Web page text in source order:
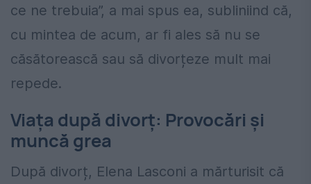
ce ne trebuia”, a mai spus ea, subliniind că,
cu mintea de acum, ar fi ales să nu se
căsătorească sau să divorțeze mult mai
repede.
Viața după divorț: Provocări și
muncă grea
După divorț, Elena Lasconi a mărturisit că